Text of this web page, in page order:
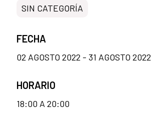
SIN CATEGORÍA
FECHA
02 AGOSTO 2022 - 31 AGOSTO 2022
HORARIO
18:00 A 20:00